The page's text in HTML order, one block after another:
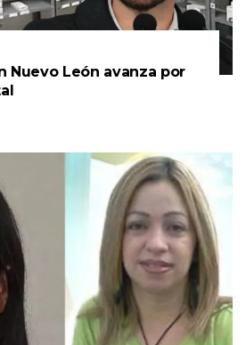
Nuevo León avanza por